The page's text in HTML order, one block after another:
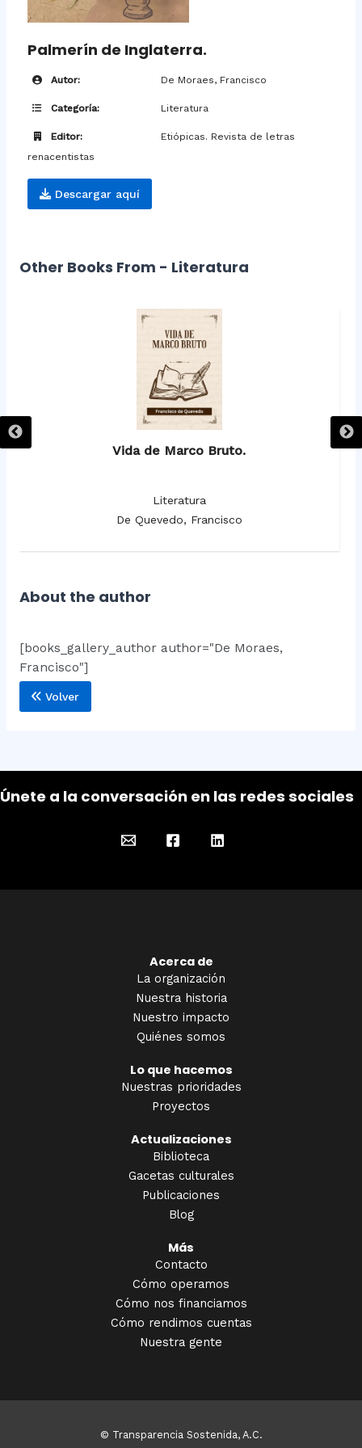
Palmerín de Inglaterra.
Autor: De Moraes, Francisco
Categoría: Literatura
Editor:
Etiópicas. Revista de letras
renacentistas
Descargar aquí
Other Books From - Literatura
Vida de Marco Bruto.
Literatura
De Quevedo, Francisco
About the author
[books_gallery_author author="De Moraes,
Francisco"]
Volver
Únete a la conversación en las redes sociales
Acerca de
La organización
Nuestra historia
Nuestro impacto
Quiénes somos
Lo que hacemos
Nuestras prioridades
Proyectos
Actualizaciones
Biblioteca
Gacetas culturales
Publicaciones
Blog
Más
Contacto
Cómo operamos
Cómo nos financiamos
Cómo rendimos cuentas
Nuestra gente
© Transparencia Sostenida, A.C.